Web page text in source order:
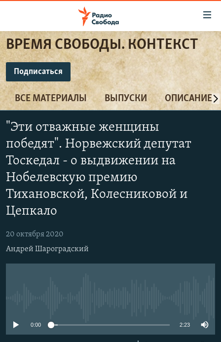
упрощенного
доступа
Вернуться
к
основному
содержанию
Вернутся
главной
навигации
Вернутся
поиску
ПРОГРАММЫ
ПОДКАСТЫ
АВТОРСКИЕ ПРОЕКТЫ
ЦИТАТЫ СВОБОДЫ
МНЕНИЯ
КУЛЬТУРА
IDEL.РЕАЛИИ
КАВКАЗ.РЕАЛИИ
СЕВЕР.РЕАЛИИ
СИБИРЬ.РЕАЛИИ
РАСПИСАНИЕ ВЕЩАНИЯ
ПОДПИШИТЕСЬ НА РАССЫЛКУ
ВРЕМЯ СВОБОДЫ. КОНТЕКСТ
Подписаться
ПОДПИСАТЬСЯ
Подписаться
ВСЕ МАТЕРИАЛЫ ВЫПУСКИ ОПИСАНИЕ
"Эти отважные женщины
победят". Норвежский депутат
Тоскедал - о выдвижении на
Нобелевскую премию
Тихановской, Колесниковой и
Цепкало
20 октября 2020
Андрей Шароградский
0:00 2:23